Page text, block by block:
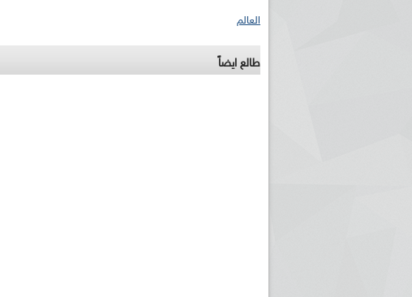
العالم
طالع ايضاً